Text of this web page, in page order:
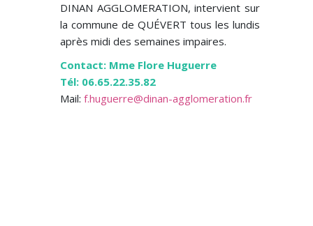
DINAN AGGLOMERATION, intervient sur
la commune de QUÉVERT tous les lundis
après midi des semaines impaires.
Contact: Mme Flore Huguerre
Tél: 06.65.22.35.82
Mail: f.huguerre@dinan-agglomeration.fr